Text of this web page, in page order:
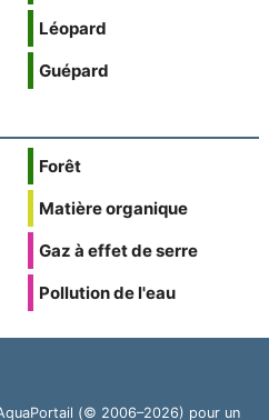
Léopard
Guépard
Forêt
Matière organique
Gaz à effet de serre
Pollution de l'eau
(© 2006–2026) pour un